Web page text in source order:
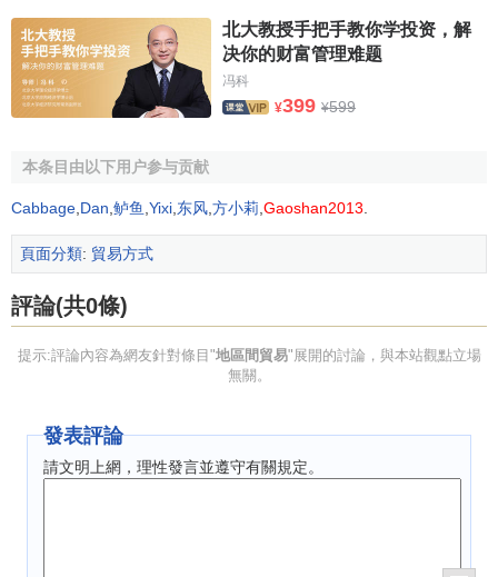
業政策必然要服從社會分工的原則，因地制宜，發展適應市
場需要的優勢產業，因而能在合理的地域分工的基礎上發展
地區間的貿易。而在流通政策方面則實行地區貿易自由政
策，取消地區間的行政封鎖和各種貿易壁壘(包括價格的、稅
和條件。
（5）價格。
合理的價格能促進地區間貿易正常發展；而不合理的價
格則會起消極的障礙作用。地區貿易往來中價格正確與否主
要表現在以下幾個方面：①是否有合理的
銷地之間價格倒掛，則產地不願輸出，銷地也不願調入，結
果產地大量積壓而銷地商品匱乏乃至脫銷。②工農業產品價
是趨於縮小還是擴大。如果逐步縮小、就會鼓勵必
阻礙工業品的輸入。
北大教授手把手教你学投资，解
决你的财富管理难题
冯科
¥399 ¥599
本条目由以下用户参与贡献
Cabbage Dan 鲈鱼 Yixi 东风 方小莉 Gaoshan2013
頁面分類: 貿易方式
評論(共0條)
提示:評論內容為網友針對條目"地區間貿易"展開的討論，與本站觀點立場
無關。
發表評論
請文明上網，理性發言並遵守有關規定。